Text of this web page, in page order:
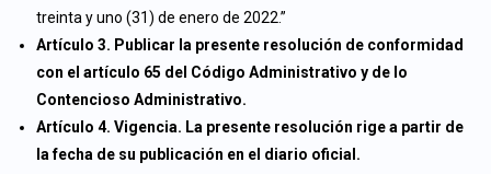
treinta y uno (31) de enero de 2022.”
Artículo 3. Publicar la presente resolución de conformidad
con el artículo 65 del Código Administrativo y de lo
Contencioso Administrativo.
Artículo 4. Vigencia. La presente resolución rige a partir de
la fecha de su publicación en el diario oficial.